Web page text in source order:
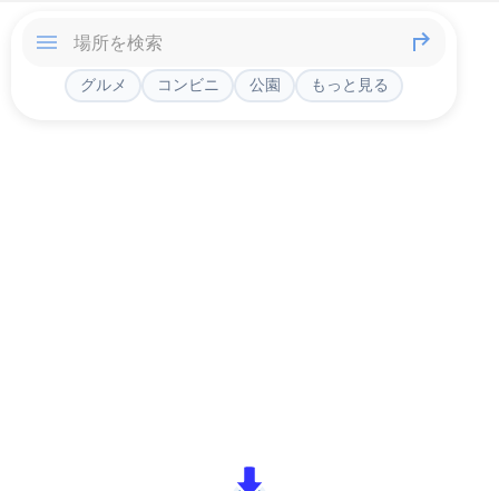
グルメ コンビニ 公園 もっと見る